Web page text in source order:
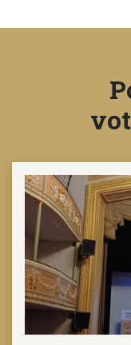
NOTRE
TRAVAILLER
PRENDRE
RENDEZ-
VOUS
NOUS